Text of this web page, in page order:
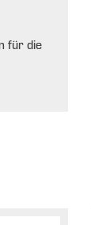
für die